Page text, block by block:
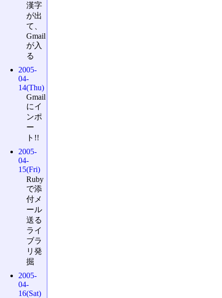
漢字
が出
て、
Gmail
が入
る
2005-
04-
14(Thu)
Gmail
にイ
ンポ
ー
ト!!
2005-
04-
15(Fri)
Ruby
で添
付メ
ール
送る
ライ
ブラ
リ発
掘
2005-
04-
16(Sat)